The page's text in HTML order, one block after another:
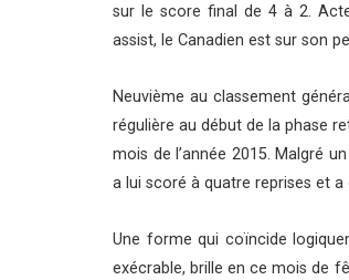
sur le score final de 4 à 2.
assist, le Canadien est sur son
Neuvième au classement
régulière au début de la phase
mois de l’année 2015. Malgré
a lui scoré à quatre reprises et
Une forme qui coïncide
exécrable, brille en ce mois de